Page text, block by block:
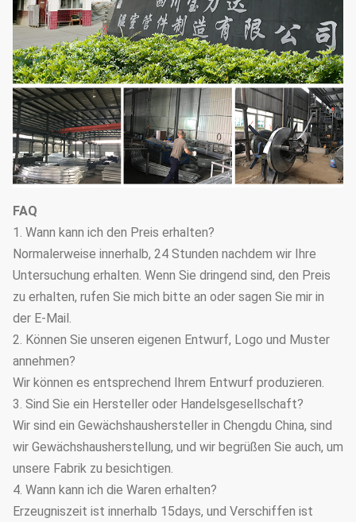
FAQ
1. Wann kann ich den Preis erhalten?
Normalerweise innerhalb, 24 Stunden nachdem wir Ihre
Untersuchung erhalten. Wenn Sie dringend sind, den Preis
zu erhalten, rufen Sie mich bitte an oder sagen Sie mir in
der E-Mail.
2. Können Sie unseren eigenen Entwurf, Logo und Muster
annehmen?
Wir können es entsprechend Ihrem Entwurf produzieren.
3. Sind Sie ein Hersteller oder Handelsgesellschaft?
Wir sind ein Gewächshaushersteller in Chengdu China, sind
wir Gewächshausherstellung, und wir begrüßen Sie auch, um
unsere Fabrik zu besichtigen.
4. Wann kann ich die Waren erhalten?
Erzeugniszeit ist innerhalb 15days, und Verschiffen ist